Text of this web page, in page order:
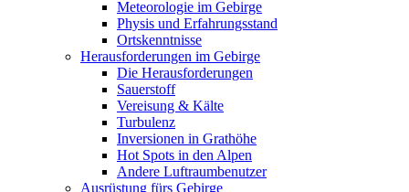
Meteorologie im Gebirge
Physis und Erfahrungsstand
Ortskenntnisse
Herausforderungen im Gebirge
Die Herausforderungen
Sauerstoff
Vereisung & Kälte
Turbulenz
Inversionen in Grathöhe
Hot Spots in den Alpen
Andere Luftraumbenutzer
Ausrüstung fürs Gebirge